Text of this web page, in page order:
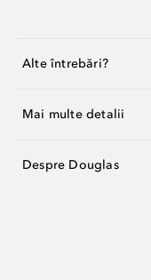
Alte întrebări?
Mai multe detalii
Despre Douglas